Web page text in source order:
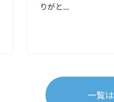
りがと...
一覧